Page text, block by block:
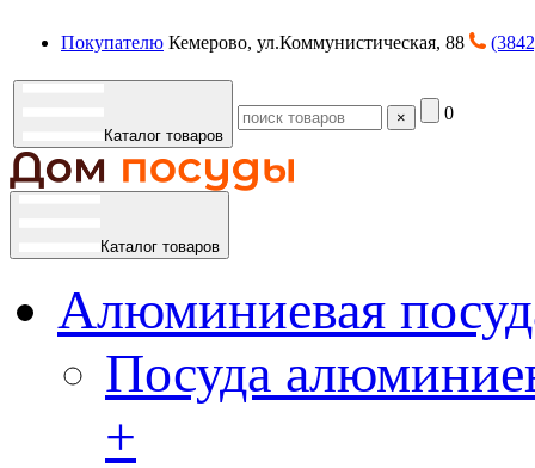
Покупателю Кемерово, ул.Коммунистическая, 88
Каталог товаров
× 0
Каталог товаров
Алюминиевая
Посуда
+